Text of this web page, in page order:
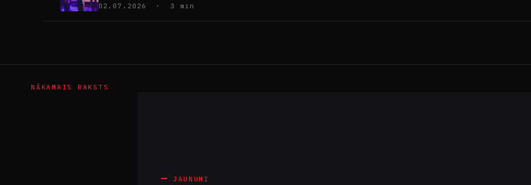
02.07.2026 · 3 min
NĀKAMAIS RAKSTS
JAUNUMI